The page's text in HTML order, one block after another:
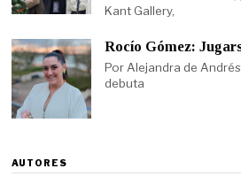
Kant Gallery,
Rocío Gómez:
Por Alejandra de
debuta
AUTORES